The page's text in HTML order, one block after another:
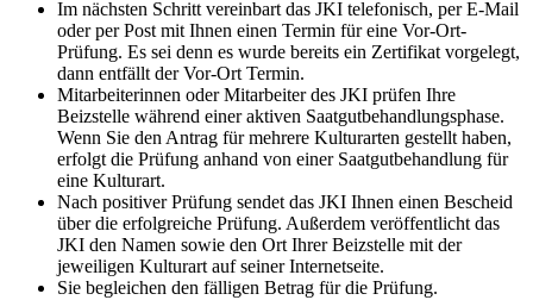
Im nächsten Schritt vereinbart das JKI telefonisch, per E-Mail
oder per Post mit Ihnen einen Termin für eine Vor-Ort-
Prüfung. Es sei denn es wurde bereits ein Zertifikat vorgelegt,
dann entfällt der Vor-Ort Termin.
Mitarbeiterinnen oder Mitarbeiter des JKI prüfen Ihre
Beizstelle während einer aktiven Saatgutbehandlungsphase.
Wenn Sie den Antrag für mehrere Kulturarten gestellt haben,
erfolgt die Prüfung anhand von einer Saatgutbehandlung für
eine Kulturart.
Nach positiver Prüfung sendet das JKI Ihnen einen Bescheid
über die erfolgreiche Prüfung. Außerdem veröffentlicht das
JKI den Namen sowie den Ort Ihrer Beizstelle mit der
jeweiligen Kulturart auf seiner Internetseite.
Sie begleichen den fälligen Betrag für die Prüfung.